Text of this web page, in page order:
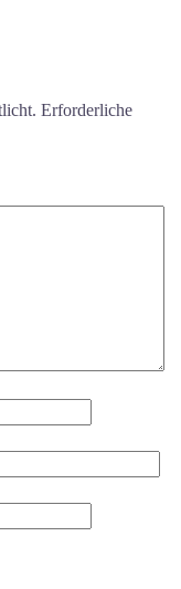
Erforderliche